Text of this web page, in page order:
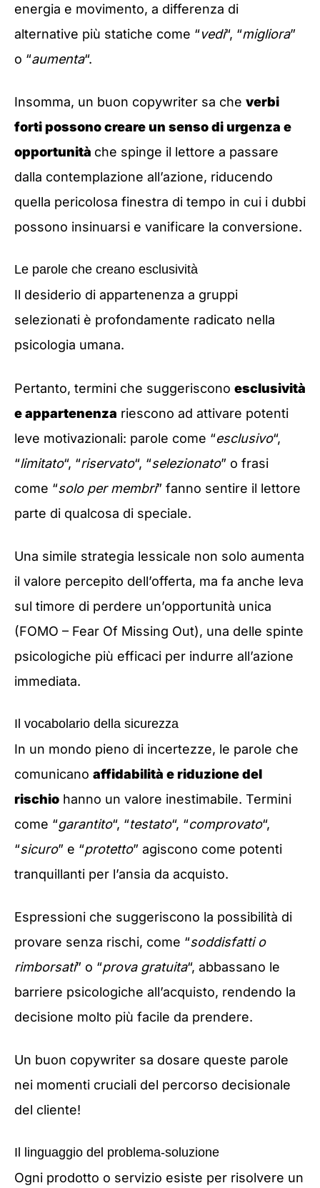
energia e movimento, a differenza di
alternative più statiche come “vedi“, “migliora”
o “aumenta“.
Insomma, un buon copywriter sa che verbi
forti possono creare un senso di urgenza e
opportunità che spinge il lettore a passare
dalla contemplazione all’azione, riducendo
quella pericolosa finestra di tempo in cui i dubbi
possono insinuarsi e vanificare la conversione.
Le parole che creano esclusività
Il desiderio di appartenenza a gruppi
selezionati è profondamente radicato nella
psicologia umana.
Pertanto, termini che suggeriscono esclusività
e appartenenza riescono ad attivare potenti
leve motivazionali: parole come “esclusivo“,
“limitato“, “riservato“, “selezionato” o frasi
come “solo per membri” fanno sentire il lettore
parte di qualcosa di speciale.
Una simile strategia lessicale non solo aumenta
il valore percepito dell’offerta, ma fa anche leva
sul timore di perdere un’opportunità unica
(FOMO – Fear Of Missing Out), una delle spinte
psicologiche più efficaci per indurre all’azione
immediata.
Il vocabolario della sicurezza
In un mondo pieno di incertezze, le parole che
comunicano affidabilità e riduzione del
rischio hanno un valore inestimabile. Termini
come “garantito“, “testato“, “comprovato“,
“sicuro” e “protetto” agiscono come potenti
tranquillanti per l’ansia da acquisto.
Espressioni che suggeriscono la possibilità di
provare senza rischi, come “soddisfatti o
rimborsati” o “prova gratuita“, abbassano le
barriere psicologiche all’acquisto, rendendo la
decisione molto più facile da prendere.
Un buon copywriter sa dosare queste parole
nei momenti cruciali del percorso decisionale
del cliente!
Il linguaggio del problema-soluzione
Ogni prodotto o servizio esiste per risolvere un